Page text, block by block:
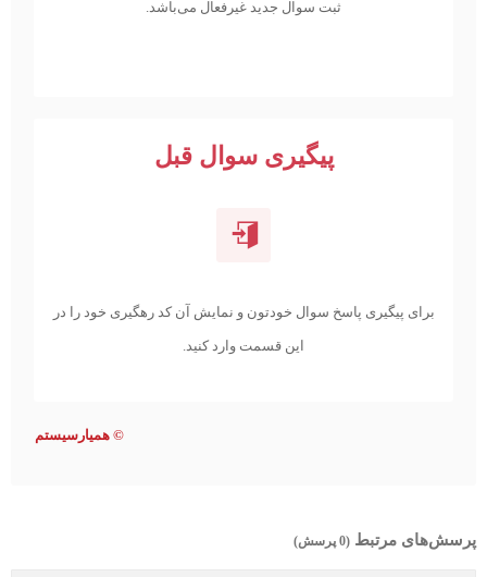
ثبت سوال جدید غیرفعال می‌باشد.
پیگیری سوال قبل
برای پیگیری پاسخ سوال خودتون و نمایش آن کد رهگیری خود را در
این قسمت وارد کنید.
© همیارسیستم
پرسش‌های مرتبط (0 پرسش)